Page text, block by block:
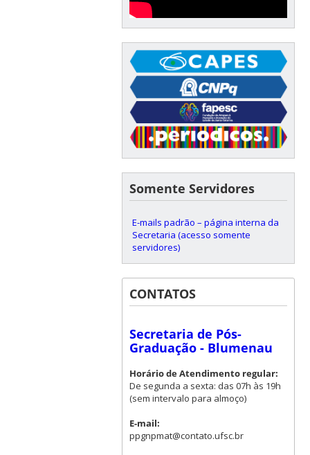
Somente Servidores
E-mails padrão – página interna da
Secretaria (acesso somente
servidores)
CONTATOS
Secretaria de Pós-
Graduação - Blumenau
Horário de Atendimento regular:
De segunda a sexta: das 07h às 19h
(sem intervalo para almoço)
E-mail:
ppgnpmat@contato.ufsc.br